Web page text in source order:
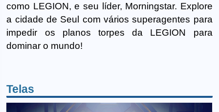
como LEGION, e seu líder, Morningstar. Explore
a cidade de Seul com vários superagentes para
impedir os planos torpes da LEGION para
dominar o mundo!
Telas